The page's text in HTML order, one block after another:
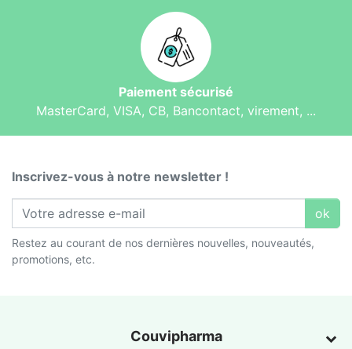
Paiement sécurisé
MasterCard, VISA, CB, Bancontact, virement, ...
Inscrivez-vous à notre newsletter !
ok
Restez au courant de nos dernières nouvelles, nouveautés,
promotions, etc.
Couvipharma